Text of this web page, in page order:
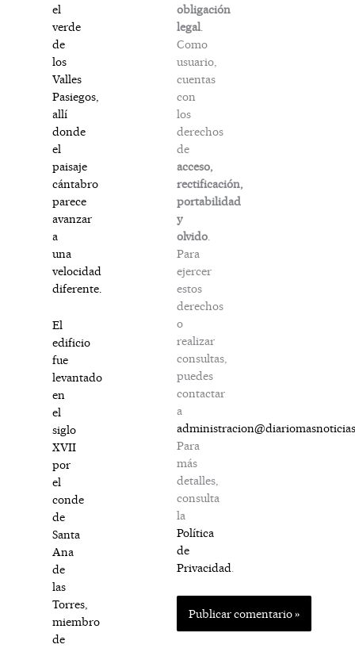
el
verde
de
los
Valles
Pasiegos,
allí
donde
el
paisaje
cántabro
parece
avanzar
a
una
velocidad
diferente.
El
edificio
fue
levantado
en
el
siglo
XVII
por
el
conde
de
Santa
Ana
de
las
Torres,
miembro
de
obligación
legal
Como
usuario,
cuentas
con
los
derechos
de
acceso,
rectificación,
portabilidad
y
olvido
Para
ejercer
estos
derechos
o
realizar
consultas,
puedes
contactar
a
Para
más
detalles,
consulta
la
Política
de
Privacidad